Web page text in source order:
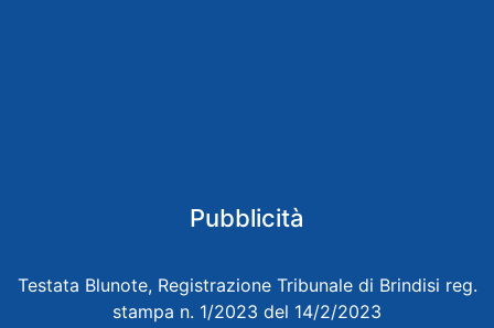
Pubblicità
Testata Blunote, Registrazione Tribunale di Brindisi reg.
stampa n. 1/2023 del 14/2/2023